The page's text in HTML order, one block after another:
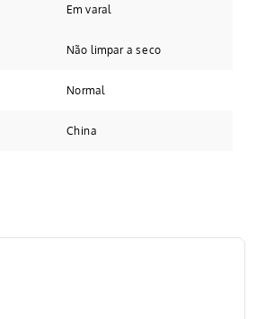
Em varal
Não limpar a seco
Normal
China